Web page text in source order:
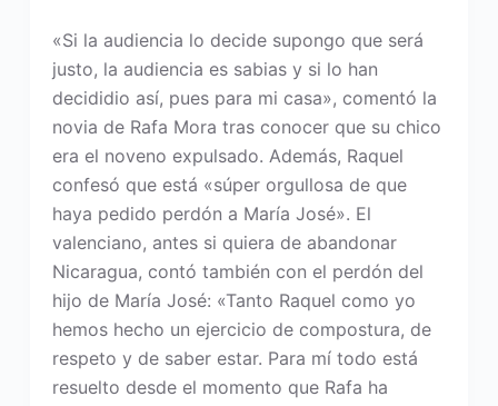
«Si la audiencia lo decide supongo que será
justo, la audiencia es sabias y si lo han
decididio así, pues para mi casa», comentó la
novia de Rafa Mora tras conocer que su chico
era el noveno expulsado. Además, Raquel
confesó que está «súper orgullosa de que
haya pedido perdón a María José». El
valenciano, antes si quiera de abandonar
Nicaragua, contó también con el perdón del
hijo de María José: «Tanto Raquel como yo
hemos hecho un ejercicio de compostura, de
respeto y de saber estar. Para mí todo está
resuelto desde el momento que Rafa ha